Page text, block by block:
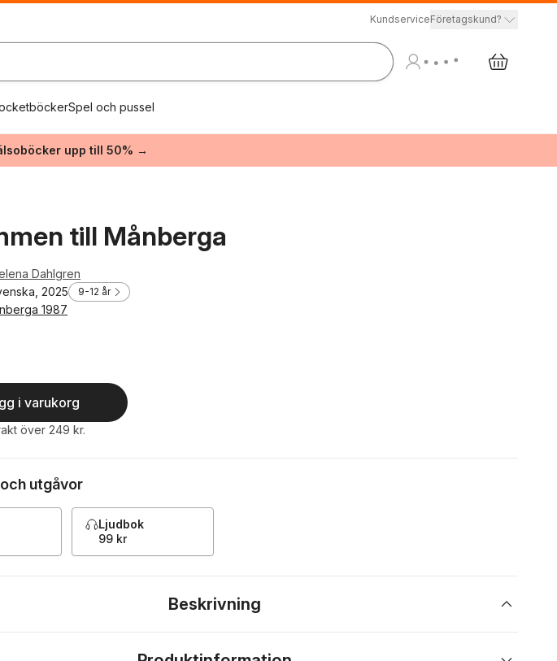
KundserviceFöretagskund?
Spel och pussel
upp till 50% →
till Månberga
Dahlgren
2025
9-12 år
1987
Totalt antal röster:
i varukorg
över 249 kr.
utgåvor
Ljudbok
99 kr
Beskrivning